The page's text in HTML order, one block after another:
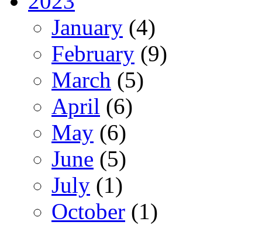
January (4)
February (9)
March (5)
April (6)
May (6)
June (5)
July (1)
October (1)